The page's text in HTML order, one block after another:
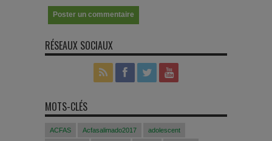
RÉSEAUX SOCIAUX
MOTS-CLÉS
ACFAS Acfasalimado2017 adolescent